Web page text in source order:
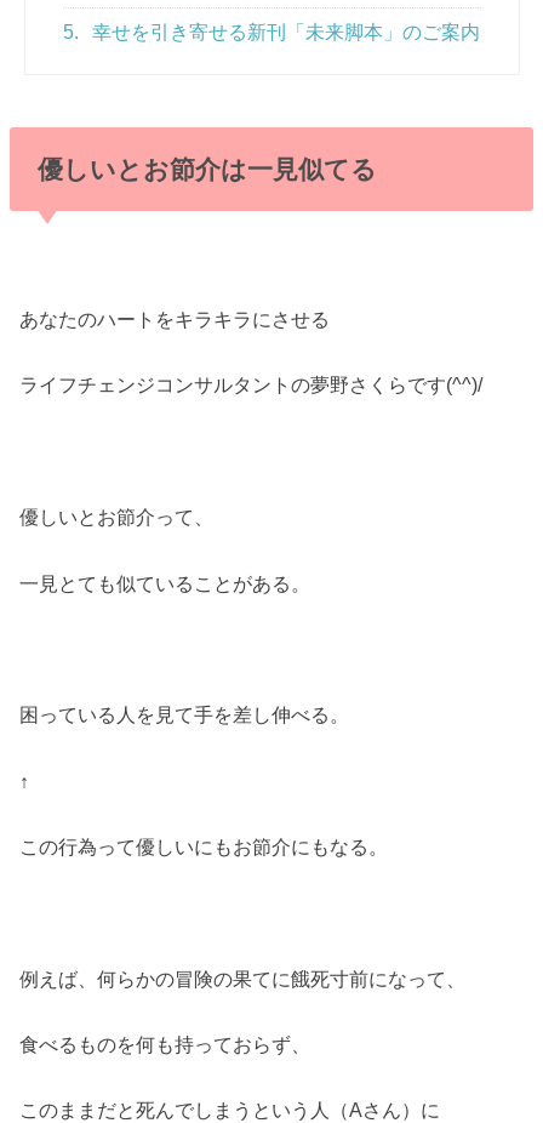
5. 幸せを引き寄せる新刊「未来脚本」のご案内
優しいとお節介は一見似てる
あなたのハートをキラキラにさせる
ライフチェンジコンサルタントの夢野さくらです(^^)/
優しいとお節介って、
一見とても似ていることがある。
困っている人を見て手を差し伸べる。
↑
この行為って優しいにもお節介にもなる。
例えば、何らかの冒険の果てに餓死寸前になって、
食べるものを何も持っておらず、
このままだと死んでしまうという人（Aさん）に